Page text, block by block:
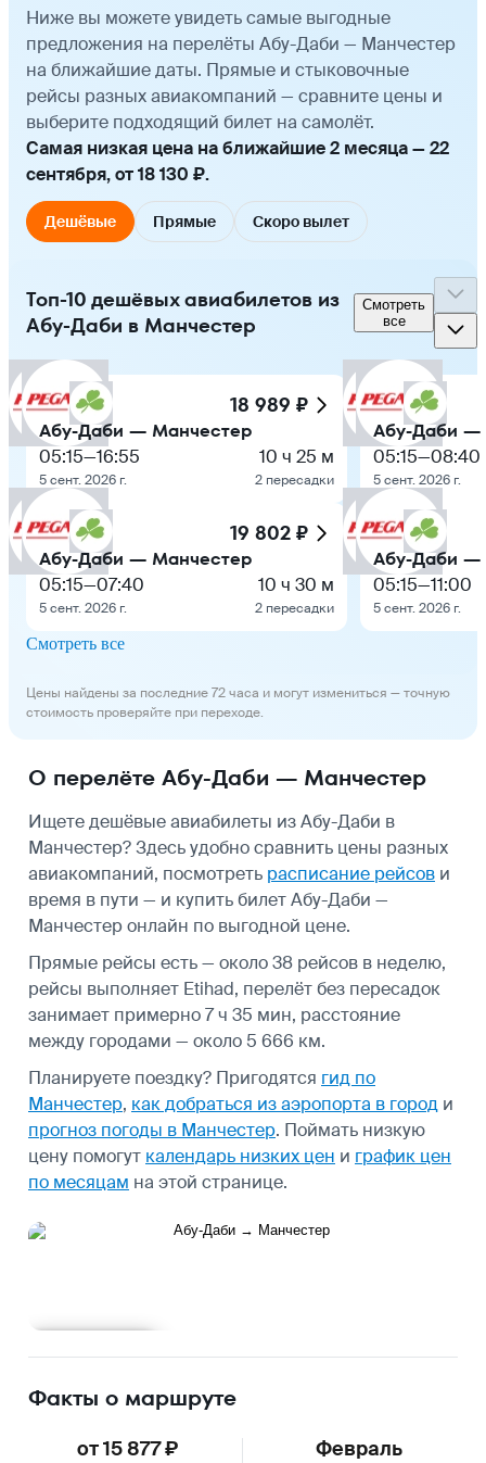
Ниже вы можете увидеть самые выгодные
предложения на перелёты Абу-Даби — Манчестер
на ближайшие даты. Прямые и стыковочные
рейсы разных авиакомпаний — сравните цены и
выберите подходящий билет на самолёт.
Самая низкая цена на ближайшие 2 месяца — 22
сентября, от 18 130 ₽.
Дешёвые Прямые Скоро вылет
Топ-10 дешёвых авиабилетов из
Абу-Даби в Манчестер
Смотреть
все
18 989 ₽
Абу-Даби — Манчестер
05:15—16:55
5 сент. 2026 г.
10 ч 25 м
2 пересадки
19 802 ₽
Абу-Даби — Манчестер
05:15—07:40
5 сент. 2026 г.
10 ч 30 м
2 пересадки
Абу-Даби —
05:15—08:40
5 сент. 2026 г.
Абу-Даби —
05:15—11:00
5 сент. 2026 г.
Смотреть все
Цены найдены за последние 72 часа и могут измениться — точную
стоимость проверяйте при переходе.
О перелёте Абу-Даби — Манчестер
Ищете дешёвые авиабилеты из Абу-Даби в
Манчестер? Здесь удобно сравнить цены разных
авиакомпаний, посмотреть расписание рейсов и
время в пути — и купить билет Абу-Даби —
Манчестер онлайн по выгодной цене.
Прямые рейсы есть — около 38 рейсов в неделю,
рейсы выполняет Etihad, перелёт без пересадок
занимает примерно 7 ч 35 мин, расстояние
между городами — около 5 666 км.
Планируете поездку? Пригодятся гид по
Манчестер, как добраться из аэропорта в город и
прогноз погоды в Манчестер. Поймать низкую
цену помогут календарь низких цен и график цен
по месяцам на этой странице.
Факты о маршруте
от 15 877 ₽ Февраль